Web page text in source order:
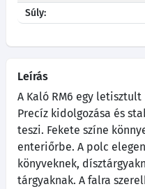
Súly:
Leírás
A Kaló RM6 egy
Precíz kidolgozása és
teszi. Fekete színe
enteriőrbe. A polc
könyveknek,
tárgyaknak. A falra